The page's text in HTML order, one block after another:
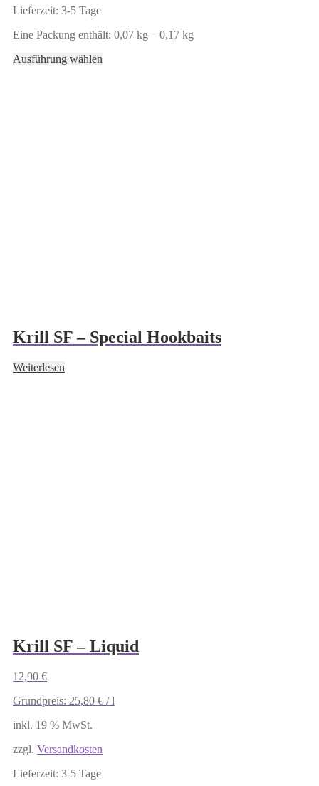
Lieferzeit: 3-5 Tage
Eine Packung enthält: 0,07 kg – 0,17 kg
Ausführung wählen
Krill SF – Special Hookbaits
Weiterlesen
Krill SF – Liquid
12,90 €
Grundpreis: 25,80 € /l
inkl. 19 % MwSt.
zzgl. Versandkosten
Lieferzeit: 3-5 Tage